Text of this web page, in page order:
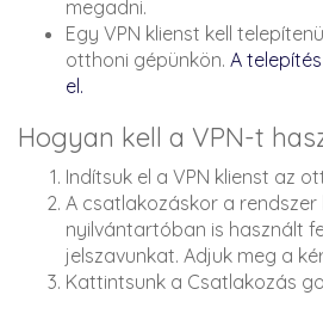
megadni.
Egy VPN klienst kell
otthoni gépünkön. A
el.
Hogyan kell a VPN-t
Indítsuk el a VPN klienst az
A csatlakozáskor a rendszer
nyilvántartóban is használt
jelszavunkat. Adjuk meg a
Kattintsunk a Csatlakozás